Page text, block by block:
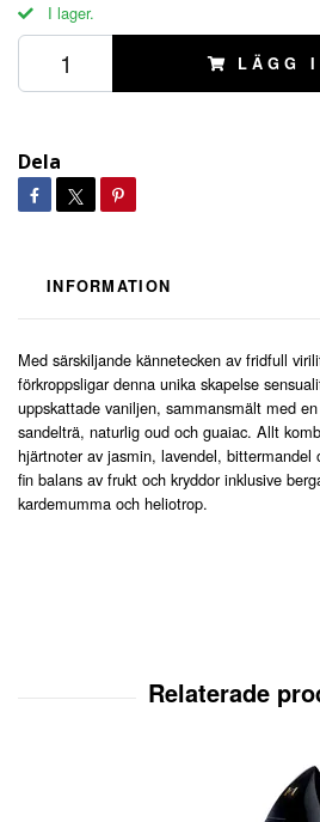
I lager.
LÄGG I
Dela
INFORMATION
Med särskiljande kännetecken av fridfull
förkroppsligar denna unika skapelse
uppskattade vaniljen, sammansmält med
sandelträ, naturlig oud och guaiac. Allt
hjärtnoter av jasmin, lavendel, bittermandel
fin balans av frukt och kryddor inklusive
kardemumma och heliotrop.